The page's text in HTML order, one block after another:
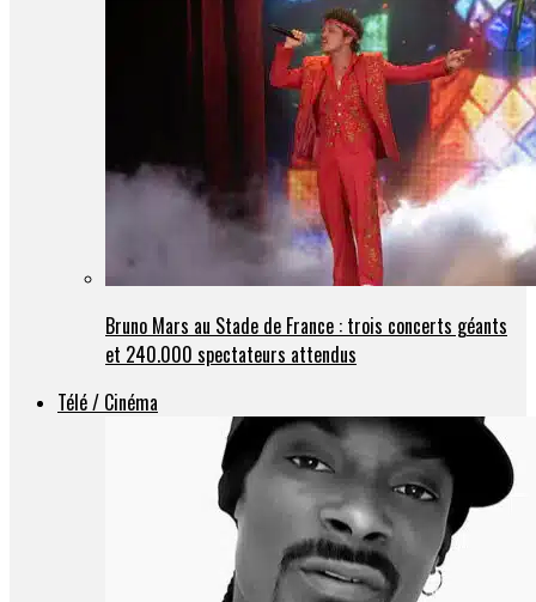
Bruno Mars au Stade de France : trois concerts géants
et 240.000 spectateurs attendus
Télé / Cinéma